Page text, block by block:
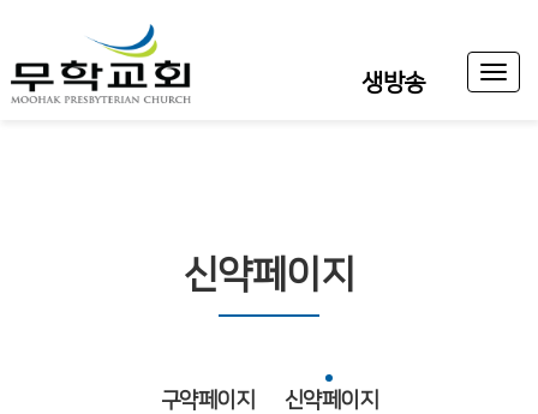
생방송
Toggle
신약페이지
구약페이지 신약페이지